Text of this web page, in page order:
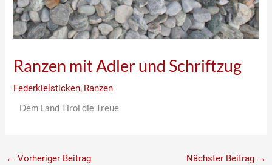
Ranzen mit Adler und Schriftzug
Federkielsticken, Ranzen
Dem Land Tirol die Treue
← Vorheriger Beitrag Nächster Beitrag →